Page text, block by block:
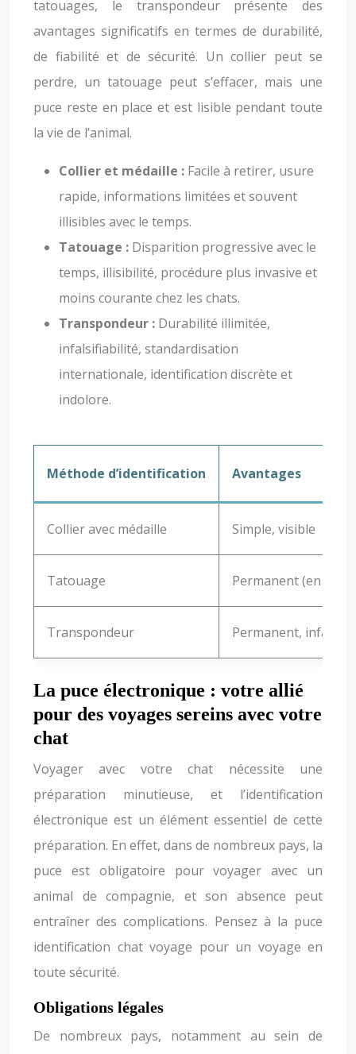
tatouages, le transpondeur présente des
avantages significatifs en termes de durabilité,
de fiabilité et de sécurité. Un collier peut se
perdre, un tatouage peut s’effacer, mais une
puce reste en place et est lisible pendant toute
la vie de l’animal.
Collier et médaille : Facile à retirer, usure
rapide, informations limitées et souvent
illisibles avec le temps.
Tatouage : Disparition progressive avec le
temps, illisibilité, procédure plus invasive et
moins courante chez les chats.
Transpondeur : Durabilité illimitée,
infalsifiabilité, standardisation
internationale, identification discrète et
indolore.
Méthode d’identification Avantages
Collier avec médaille Simple, visible
Tatouage Permanent (en
Transpondeur Permanent,
La puce électronique : votre allié
pour des voyages sereins avec votre
chat
Voyager avec votre chat nécessite une
préparation minutieuse, et l’identification
électronique est un élément essentiel de cette
préparation. En effet, dans de nombreux pays, la
puce est obligatoire pour voyager avec un
animal de compagnie, et son absence peut
entraîner des complications. Pensez à la puce
identification chat voyage pour un voyage en
toute sécurité.
Obligations légales
De nombreux pays, notamment au sein de